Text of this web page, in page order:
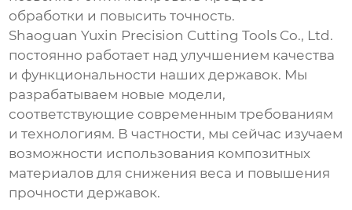
обработки и повысить точность.
Shaoguan Yuxin Precision Cutting Tools Co., Ltd.
постоянно работает над улучшением качества
и функциональности нашихдержавок. Мы
разрабатываем новые модели,
соответствующие современным требованиям
и технологиям. В частности, мы сейчас изучаем
возможности использования композитных
материалов для снижения веса и повышения
прочностидержавок.